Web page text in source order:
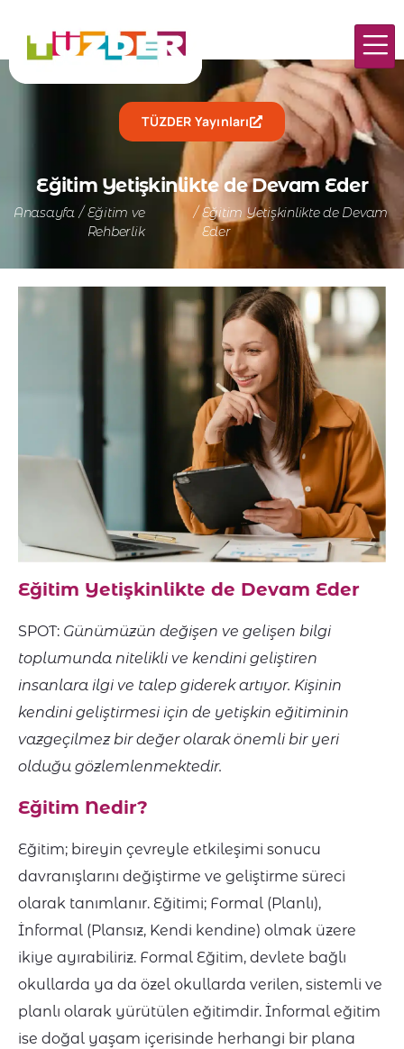
TÜZDER Yayınları
Eğitim Yetişkinlikte de Devam Eder
Anasayfa / Eğitim ve
Rehberlik
/ Eğitim Yetişkinlikte de Devam
Eder
Eğitim Yetişkinlikte de Devam Eder
SPOT: Günümüzün değişen ve gelişen bilgi
toplumunda nitelikli ve kendini geliştiren
insanlara ilgi ve talep giderek artıyor. Kişinin
kendini geliştirmesi için de yetişkin eğitiminin
vazgeçilmez bir değer olarak önemli bir yeri
olduğu gözlemlenmektedir.
Eğitim Nedir?
Eğitim; bireyin çevreyle etkileşimi sonucu
davranışlarını değiştirme ve geliştirme süreci
olarak tanımlanır. Eğitimi; Formal (Planlı),
İnformal (Plansız, Kendi kendine) olmak üzere
ikiye ayırabiliriz. Formal Eğitim, devlete bağlı
okullarda ya da özel okullarda verilen, sistemli ve
planlı olarak yürütülen eğitimdir. İnformal eğitim
ise doğal yaşam içerisinde herhangi bir plana